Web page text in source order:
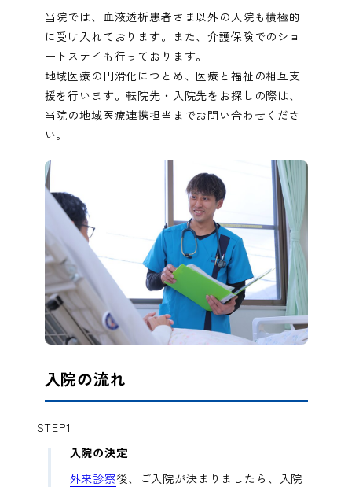
当院では、血液透析患者さま以外の入院も積極的
に受け入れております。また、介護保険でのショ
ートステイも行っております。
地域医療の円滑化につとめ、医療と福祉の相互支
援を行います。転院先・入院先をお探しの際は、
当院の地域医療連携担当までお問い合わせくださ
い。
入院の流れ
STEP1
入院の決定
外来診察後、ご入院が決まりましたら、入院